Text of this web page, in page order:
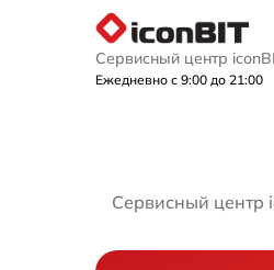
Сервисный центр
Ежедневно с 9:00 до 21:00
Сервисный центр